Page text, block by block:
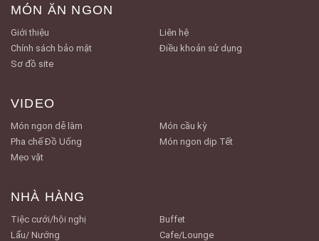
MÓN ĂN NGON
Giới thiệu
Liên hệ
Chính sách bảo mật
Điều khoản sử dụng
Sơ đồ site
VIDEO
Món ngon dễ làm
Món cầu kỳ
Pha chế Đồ Uống
Món ngon dịp Tết
Mẹo vặt
NHÀ HÀNG
Tiệc cưới/hội nghị
Buffet
Lẩu/ Nướng
Cafe/Lounge